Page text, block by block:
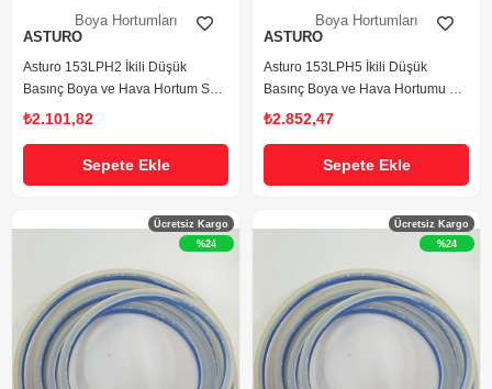
Boya Hortumları
ASTURO
Asturo 153LPH2 İkili Düşük
Basınç Boya ve Hava Hortum Seti
2 mt.
₺2.101,82
Sepete Ekle
Boya Hortumları
ASTURO
Asturo 153LPH5 İkili Düşük
Basınç Boya ve Hava Hortumu 5
mt.
₺2.852,47
Sepete Ekle
Ücretsiz Kargo
%24
Ücretsiz Kargo
%24